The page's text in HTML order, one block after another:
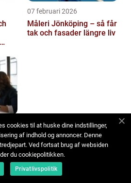
07 februari 2026
Måleri Jönköping – så får
tak och fasader längre liv
cookies til at huske dine indstillinger,
af indhold og annoncer. Denne
Ved fortsat brug af websiden
du cookiepolitikken.
Privatlivspolitik